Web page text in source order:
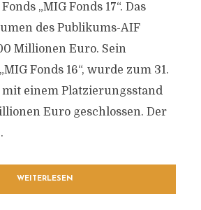
„MIG Fonds 17“. Das
des Publikums-AIF
Millionen Euro. Sein
Fonds 16“, wurde zum 31.
mit einem Platzierungsstand
Euro geschlossen. Der
WEITERLESEN